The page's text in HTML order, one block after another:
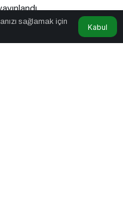
sağlamak için
Kabul